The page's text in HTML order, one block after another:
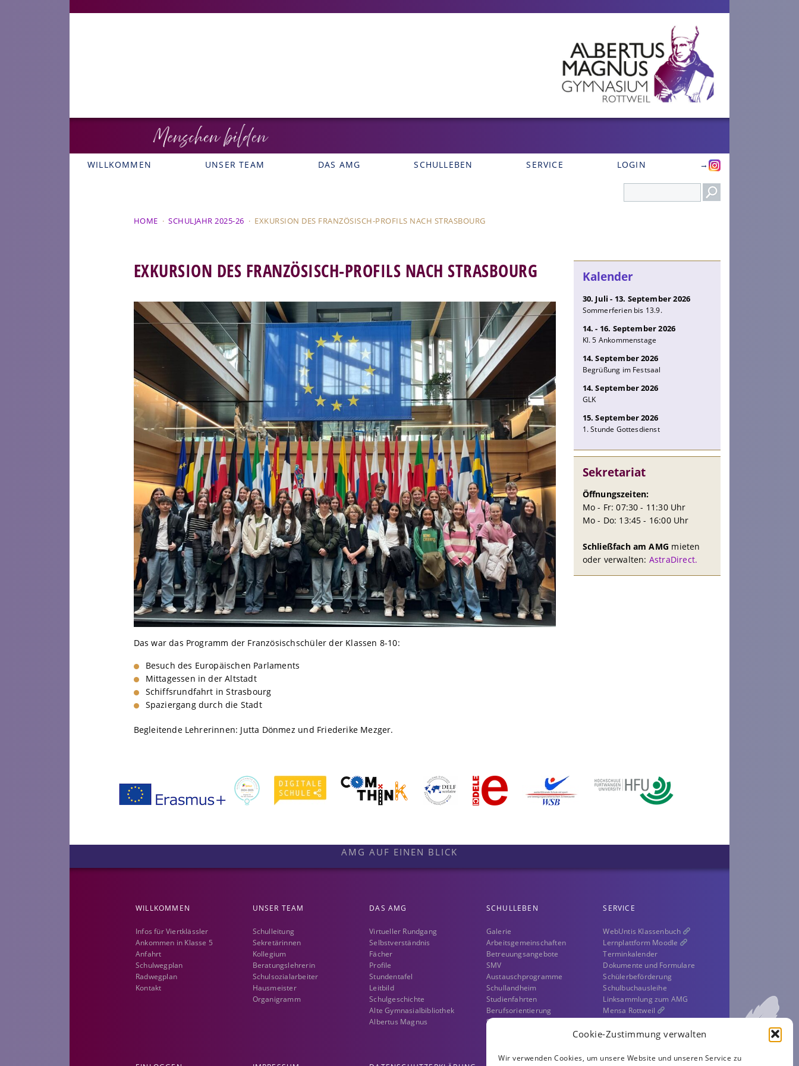
Cookie-Zustimmung verwalten
Wir verwenden Cookies, um unsere Website und unseren Service zu
WILLKOMMEN UNSER TEAM DAS AMG SCHULLEBEN SERVICE LOGIN →
HOME · SCHULJAHR 2025-26 · EXKURSION DES FRANZÖSISCH-PROFILS NACH STRASBOURG
EXKURSION DES FRANZÖSISCH-PROFILS NACH STRASBOURG
Das war das Programm der Französischschüler der Klassen 8-10:
Besuch des Europäischen Parlaments
Mittagessen in der Altstadt
Schiffsrundfahrt in Strasbourg
Spaziergang durch die Stadt
Begleitende Lehrerinnen: Jutta Dönmez und Friederike Mezger.
Kalender
30. Juli - 13. September 2026
Sommerferien bis 13.9.
14. - 16. September 2026
Kl. 5 Ankommenstage
14. September 2026
Begrüßung im Festsaal
14. September 2026
GLK
15. September 2026
1. Stunde Gottesdienst
Sekretariat
Öffnungszeiten:
Mo - Fr: 07:30 - 11:30 Uhr
Mo - Do: 13:45 - 16:00 Uhr
Schließfach am AMG mieten
oder verwalten: AstraDirect.
AMG AUF EINEN BLICK
WILLKOMMEN
Infos für Viertklässler
Ankommen in Klasse 5
Anfahrt
Schulwegplan
Radwegplan
Kontakt
UNSER TEAM
Schulleitung
Sekretärinnen
Kollegium
Beratungslehrerin
Schulsozialarbeiter
Hausmeister
Organigramm
DAS AMG
Virtueller Rundgang
Selbstverständnis
Fächer
Profile
Stundentafel
Leitbild
Schulgeschichte
Alte Gymnasialbibliothek
Albertus Magnus
SCHULLEBEN
Galerie
Arbeitsgemeinschaften
Betreuungsangebote
SMV
Austauschprogramme
Schullandheim
Studienfahrten
Berufsorientierung
Sozialpraktikum
Förderverein
SERVICE
WebUntis Klassenbuch
Lernplattform Moodle
Terminkalender
Dokumente und Formulare
Schülerbeförderung
Schulbuchausleihe
Linksammlung zum AMG
Mensa Rottweil